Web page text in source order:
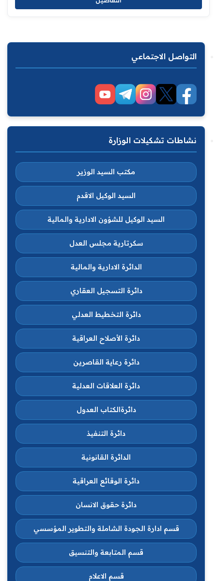
التواصل الاجتماعي
نشاطات تشكيلات الوزارة
مكتب السيد الوزير
السيد الوكيل الاقدم
السيد الوكيل للشؤون الادارية والمالية
سكرتارية مجلس العدل
الدائرة الادارية والمالية
دائرة التسجيل العقاري
دائرة التخطيط العدلي
دائرة الأصلاح العراقية
دائرة رعاية القاصرين
دائرة العلاقات العدلية
دائرةالكتاب العدول
دائرة التنفيذ
الدائرة القانونية
دائرة الوقائع العراقية
دائرة حقوق الانسان
قسم ادارة الجودة الشاملة والتطوير المؤسسي
قسم المتابعة والتنسيق
قسم الاعلام